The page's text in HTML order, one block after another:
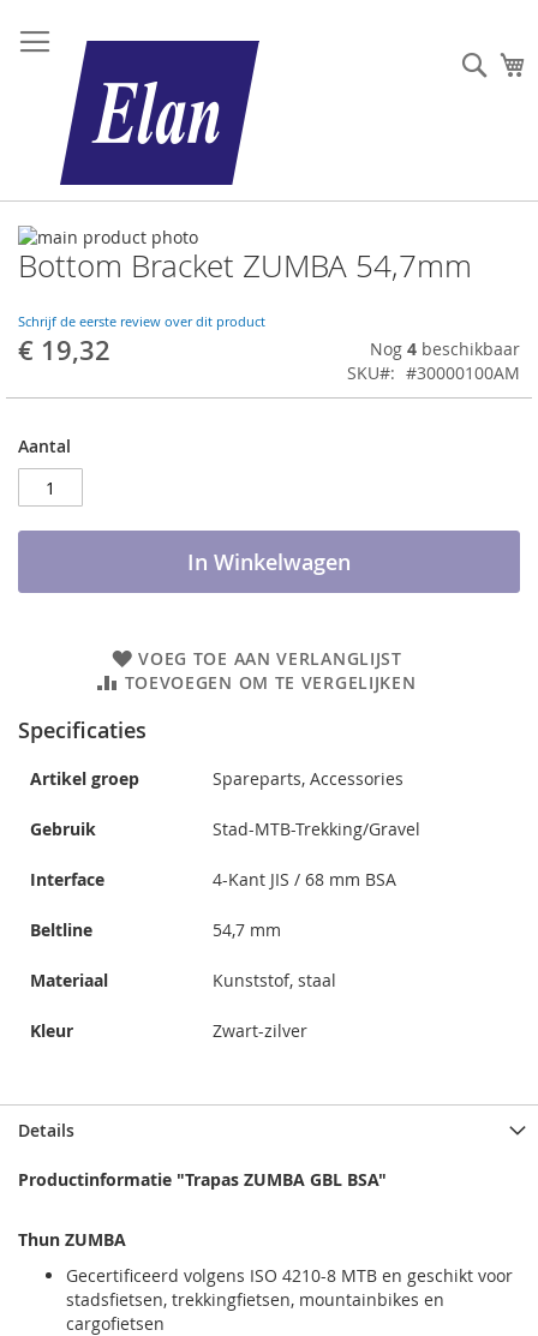
Bottom Bracket ZUMBA 54,7mm
Schrijf de eerste review over dit product
€ 19,32 Nog 4 beschikbaar
SKU
#30000100AM
Aantal
In Winkelwagen
VOEG TOE AAN VERLANGLIJST
TOEVOEGEN OM TE VERGELIJKEN
Specificaties
Artikel groep Spareparts, Accessories
Gebruik Stad-MTB-Trekking/Gravel
Interface 4-Kant JIS / 68 mm BSA
Beltline 54,7 mm
Materiaal Kunststof, staal
Kleur Zwart-zilver
Ga
naar
het
van
de
gallerij
Ga
naar
begin
van
afbeeldingen-
Details
Productinformatie "Trapas ZUMBA GBL BSA"
Thun ZUMBA
Gecertificeerd volgens ISO 4210-8 MTB en geschikt voor
stadsfietsen, trekkingfietsen, mountainbikes en
cargofietsen